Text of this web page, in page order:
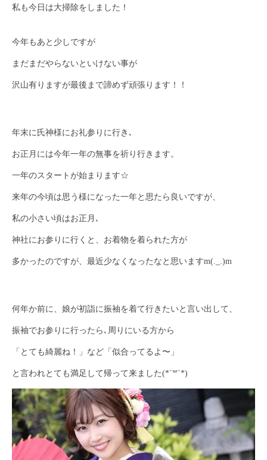
私も今日は大掃除をしました！
今年もあと少しですが
まだまだやらないといけない事が
沢山有りますが最後まで諦めず頑張ります！！
年末に氏神様にお礼参りに行き､
お正月には今年一年の無事を祈り行きます。
一年のスタートが始まります☆
来年の今頃は思う様になった一年と思たら良いですが、
私の小さい頃はお正月､
神社にお参りに行くと、お着物を着られた方が
多かったのですが、最近少なくなったなと思いますm(._.)m
何年か前に、娘が初詣に振袖を着て行きたいと言い出して、
振袖でお参りに行ったら､周りにいる方から
「とても綺麗ね！」など「似合ってるよ〜」
と言われとても満足して帰って来ました(*´꒳`*)